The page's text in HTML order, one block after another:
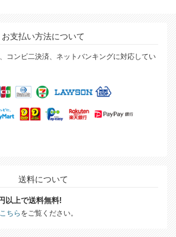
お支払い方法について
コンビ二決済、ネットバンキングに対応してい
送料について
以上で送料無料!
こちら をご覧ください。